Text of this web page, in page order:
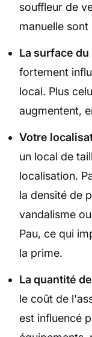
souffleur de
manuelle sont
La surface du
fortement
local. Plus
augmentent,
Votre
un local de
localisation.
la densité de
vandalisme
Pau, ce qui
la prime.
La quantité
le coût de
est influencé